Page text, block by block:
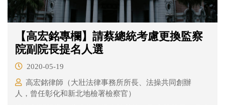
【高宏銘專欄】請蔡總統考慮更換監察
院副院長提名人選
2020-05-19
高宏銘律師（大壯法律事務所所長、法操共同創辦
人，曾任彰化和新北地檢署檢察官）